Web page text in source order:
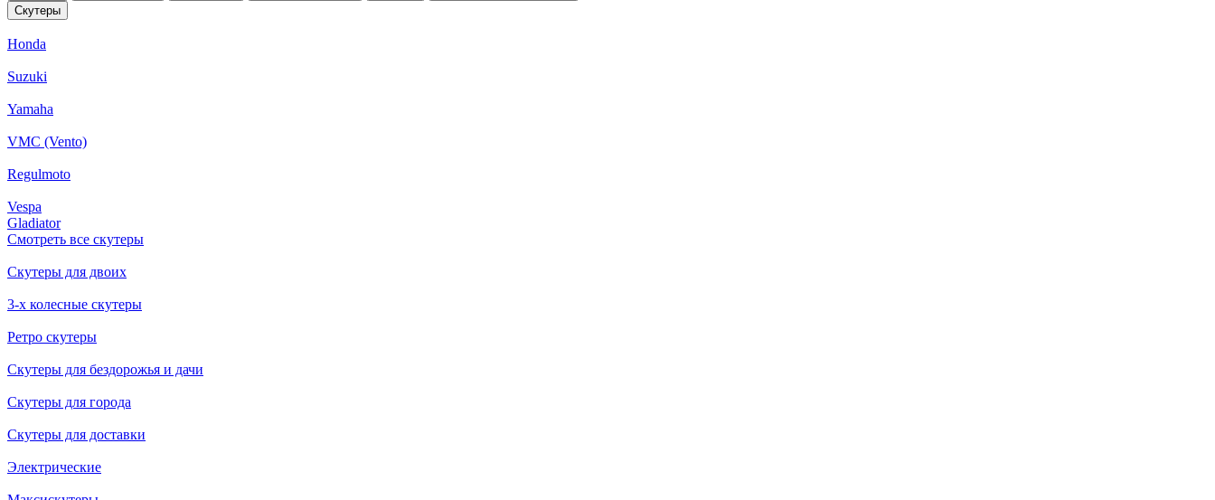
Скутеры
Honda
Suzuki
Yamaha
VMC (Vento)
Regulmoto
Vespa
Gladiator
Смотреть все скутеры
Скутеры для двоих
3-х колесные скутеры
Ретро скутеры
Скутеры для бездорожья и дачи
Скутеры для города
Скутеры для доставки
Электрические